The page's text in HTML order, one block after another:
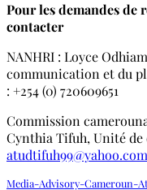
Pour les demandes de
contacter
NANHRI : Loyce
communication et du
: +254 (0) 720609651
Commission
Cynthia Tifuh, Unité
atudtifuh99@yahoo.com
Media-Advisory-Cameroun-